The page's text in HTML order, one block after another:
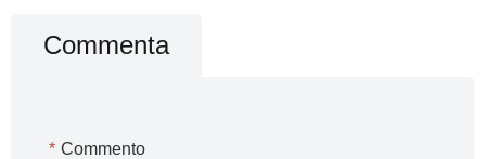
Commenta
Commento
*